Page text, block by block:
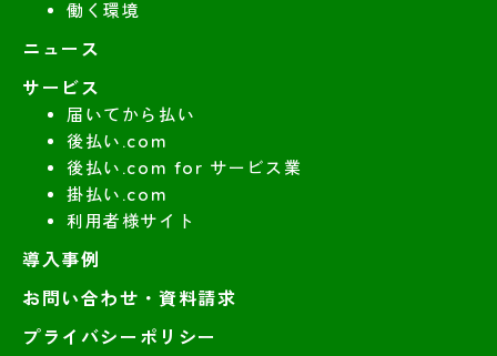
働く環境
ニュース
サービス
届いてから払い
後払い.com
後払い.com for サービス業
掛払い.com
利用者様サイト
導入事例
お問い合わせ・資料請求
プライバシーポリシー